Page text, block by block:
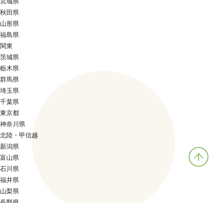
秋田県
山形県
福島県
関東
茨城県
栃木県
群馬県
埼玉県
千葉県
東京都
神奈川県
北陸・甲信越
新潟県
富山県
石川県
福井県
山梨県